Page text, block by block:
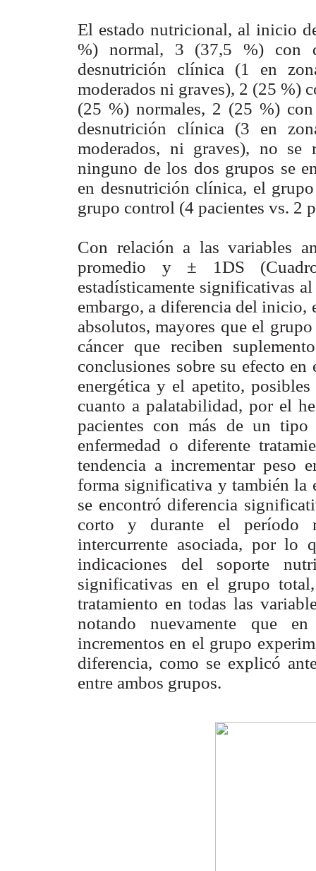
El estado nutricional, al inicio
%) normal, 3 (37,5 %) con
desnutrición clínica (1 en
moderados ni graves), 2 (25 %)
(25 %) normales, 2 (25 %)
desnutrición clínica (3 en
moderados, ni graves), no se
ninguno de los dos grupos se
en desnutrición clínica, el
grupo control (4 pacientes vs. 2
Con relación a las variables
promedio y ± 1DS
estadísticamente significativas
embargo, a diferencia del
absolutos, mayores que el
cáncer que reciben
conclusiones sobre su efecto
energética y el apetito,
cuanto a palatabilidad, por el
pacientes con más de un tipo
enfermedad o diferente
tendencia a incrementar peso
forma significativa y también la
se encontró diferencia
corto y durante el período
intercurrente asociada, por lo
indicaciones del soporte
significativas en el grupo
tratamiento en todas las
notando nuevamente que
incrementos en el grupo
diferencia, como se explicó
entre ambos grupos.